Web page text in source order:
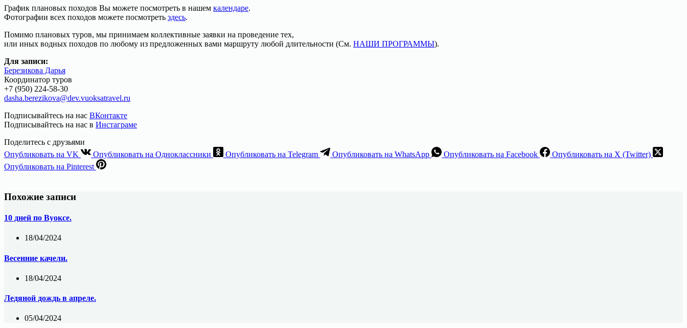
График плановых походов Вы можете посмотреть в нашем календаре.
Фотографии всех походов можете посмотреть здесь.
Помимо плановых туров, мы принимаем коллективные заявки на проведение тех,
или иных водных походов по любому из предложенных вами маршруту любой длительности (См. НАШИ ПРОГРАММЫ).
Для записи:
Березикова Дарья
Координатор туров
+7 (950) 224-58-30
dasha.berezikova@dev.vuoksatravel.ru
Подписывайтесь на нас ВКонтакте
Подписывайтесь на нас в Инстаграме
Поделитесь с друзьями
Опубликовать на VK
Опубликовать на Одноклассники Опубликовать на Telegram Опубликовать на WhatsApp Опубликовать на Facebook
Опубликовать на X (Twitter)
Опубликовать на Pinterest
Похожие записи
10 дней по Вуоксе.
18/04/2024
Весенние качели.
18/04/2024
Ледяной дождь в апреле.
05/04/2024